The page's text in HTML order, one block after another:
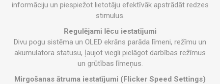
informāciju un piespiežot lietotāju efektīvāk apstrādāt redzes
stimulus.
Regulējami lēcu iestatījumi
Divu pogu sistēma un OLED ekrāns parāda līmeni, režīmu un
akumulatora statusu, ļaujot viegli pielāgot darbības režīmus
un grūtības līmeņus.
Mirgošanas ātruma iestatījumi (Flicker Speed Settings)